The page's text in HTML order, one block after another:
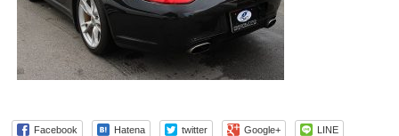
Facebook Hatena twitter Google+ LINE